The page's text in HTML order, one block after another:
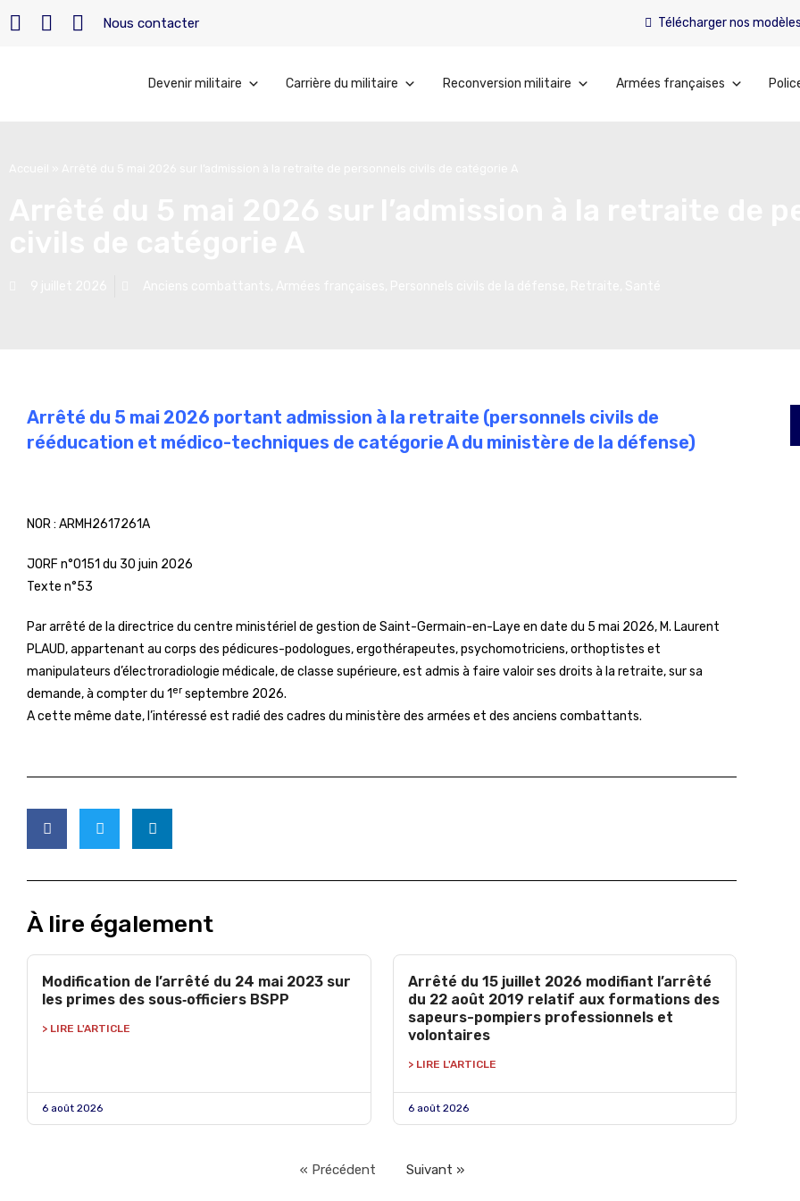
Nous contacter Télécharger nos modèles
Devenir militaire Carrière du militaire Reconversion militaire Armées françaises
Arrêté du 5 mai 2026 portant admission à la retraite (personnels civils de
rééducation et médico-techniques de catégorie A du ministère de la défense)
NOR : ARMH2617261A
JORF n°0151 du 30 juin 2026
Texte n°53
Par arrêté de la directrice du centre ministériel de gestion de Saint-Germain-en-Laye en date du 5 mai 2026, M. Laurent
PLAUD, appartenant au corps des pédicures-podologues, ergothérapeutes, psychomotriciens, orthoptistes et
manipulateurs d’électroradiologie médicale, de classe supérieure, est admis à faire valoir ses droits à la retraite, sur sa
demande, à compter du 1 er septembre 2026.
A cette même date, l’intéressé est radié des cadres du ministère des armées et des anciens combattants.
À lire également
Modification de l’arrêté du 24 mai 2023 sur
les primes des sous‑officiers BSPP
> LIRE L'ARTICLE
6 août 2026
Arrêté du 15 juillet 2026 modifiant l’arrêté
du 22 août 2019 relatif aux formations des
sapeurs-pompiers professionnels et
volontaires
> LIRE L'ARTICLE
6 août 2026
« Précédent Suivant »